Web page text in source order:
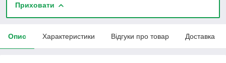
Приховати
Опис Характеристики Відгуки про товар Доставка